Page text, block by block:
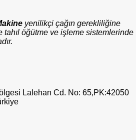
yenilikçi çağın gerekliliğine
öğütme ve işleme sistemlerinde
Lalehan Cd. No: 65,PK:42050